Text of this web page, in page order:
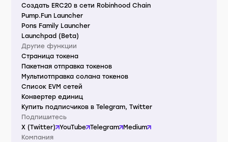
Создать ERC20 в сети Robinhood Chain
Pump.Fun Launcher
Pons Family Launcher
Launchpad (Beta)
Другие функции
Страница токена
Пакетная отправка токенов
Мультиотправка солана токенов
Список EVM сетей
Конвертер единиц
Купить подписчиков в Telegram, Twitter
Подпишитесь
X (Twitter) YouTube Telegram
Medium
Компания